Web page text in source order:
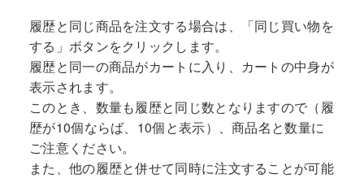
履歴と同じ商品を注文する場合は、「同じ買い物を
する」ボタンをクリックします。
履歴と同一の商品がカートに入り、カートの中身が
表示されます。
このとき、数量も履歴と同じ数となりますので（履
歴が10個ならば、10個と表示）、商品名と数量に
ご注意ください。
また、他の履歴と併せて同時に注文することが可能